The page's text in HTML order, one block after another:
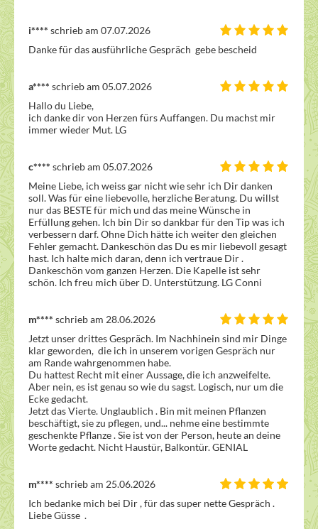
i**** schrieb am 07.07.2026
Danke für das ausführliche Gespräch  gebe bescheid
a**** schrieb am 05.07.2026
Hallo du Liebe,
ich danke dir von Herzen fürs Auffangen. Du machst mir
immer wieder Mut. LG
c**** schrieb am 05.07.2026
Meine Liebe, ich weiss gar nicht wie sehr ich Dir danken
soll. Was für eine liebevolle, herzliche Beratung. Du willst
nur das BESTE für mich und das meine Wünsche in
Erfüllung gehen. Ich bin Dir so dankbar für den Tip was ich
verbessern darf. Ohne Dich hätte ich weiter den gleichen
Fehler gemacht. Dankeschön das Du es mir liebevoll gesagt
hast. Ich halte mich daran, denn ich vertraue Dir .
Dankeschön vom ganzen Herzen. Die Kapelle ist sehr
schön. Ich freu mich über D. Unterstützung. LG Conni
m**** schrieb am 28.06.2026
Jetzt unser drittes Gespräch. Im Nachhinein sind mir Dinge
klar geworden,  die ich in unserem vorigen Gespräch nur
am Rande wahrgenommen habe.
Du hattest Recht mit einer Aussage, die ich anzweifelte.
Aber nein, es ist genau so wie du sagst. Logisch, nur um die
Ecke gedacht.
Jetzt das Vierte. Unglaublich . Bin mit meinen Pflanzen
beschäftigt, sie zu pflegen, und... nehme eine bestimmte
geschenkte Pflanze . Sie ist von der Person, heute an deine
Worte gedacht. Nicht Haustür, Balkontür. GENIAL
m**** schrieb am 25.06.2026
Ich bedanke mich bei Dir , für das super nette Gespräch .
Liebe Güsse  .